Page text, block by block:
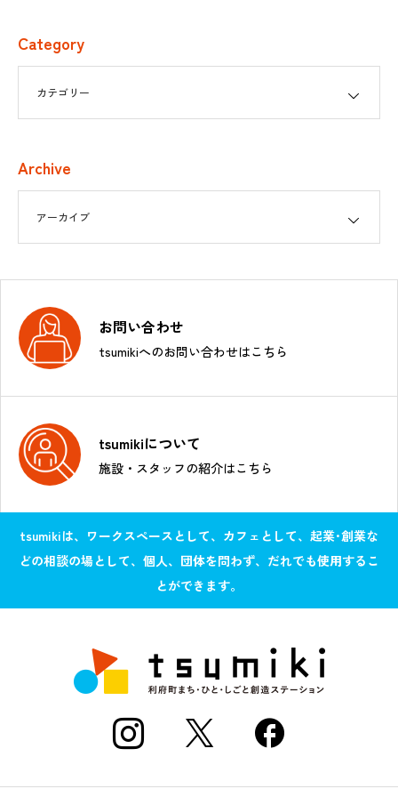
Category
Archive
お問い合わせ
tsumikiへのお問い合わせはこちら
tsumikiについて
施設・スタッフの紹介はこちら
tsumikiは、ワークスペースとして、カフェとして、起業･創業な
どの相談の場として、個人、団体を問わず、だれでも使用するこ
とができます。